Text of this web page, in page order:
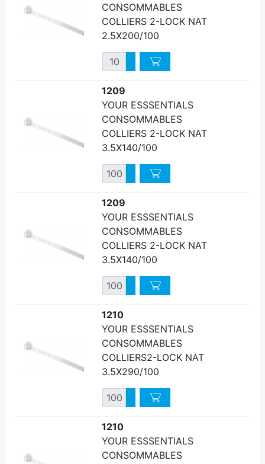
CONSOMMABLES
COLLIERS 2-LOCK NAT
2.5X200/100
QuantitéAugmenter quantité
Diminuer quantité
1209
YOUR ESSSENTIALS
CONSOMMABLES
COLLIERS 2-LOCK NAT
3.5X140/100
QuantitéAugmenter quantité
Diminuer quantité
1209
YOUR ESSSENTIALS
CONSOMMABLES
COLLIERS 2-LOCK NAT
3.5X140/100
QuantitéAugmenter quantité
Diminuer quantité
1210
YOUR ESSSENTIALS
CONSOMMABLES
COLLIERS2-LOCK NAT
3.5X290/100
QuantitéAugmenter quantité
Diminuer quantité
1210
YOUR ESSSENTIALS
CONSOMMABLES